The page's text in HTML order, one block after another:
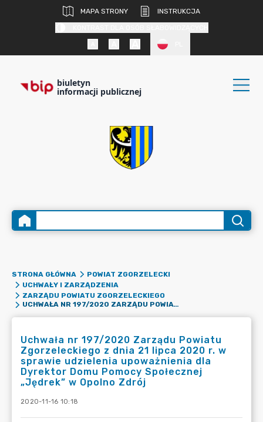
MAPA STRONY
INSTRUKCJA
biuletyn
informacji publicznej
STRONA GŁÓWNA
POWIAT ZGORZELECKI
UCHWAŁY I ZARZĄDZENIA
ZARZĄDU POWIATU ZGORZELECKIEGO
UCHWAŁA NR 197/2020 ZARZĄDU POWIATU ZGORZELECKIEGO Z DNIA 21 LIPCA 2020 R. W SPRAWIE UDZIELENIA UPOWAŻNIENIA DLA DYREKTOR DOMU POMOCY SPOŁECZNEJ „JĘDREK” W OPOLNO ZDRÓJ
Uchwała nr 197/2020 Zarządu Powiatu
Zgorzeleckiego z dnia 21 lipca 2020 r. w
sprawie udzielenia upoważnienia dla
Dyrektor Domu Pomocy Społecznej
„Jędrek” w Opolno Zdrój
2020-11-16 10:18